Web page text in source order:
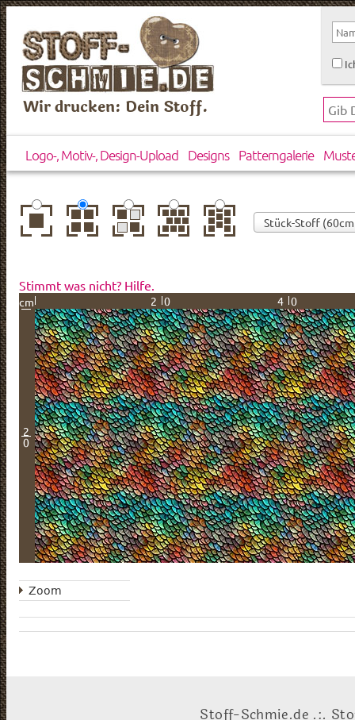
Wir drucken: Dein Stoff.
Logo-, Motiv-, Design-Upload Designs Patterngalerie
zentriert
einfach
wiederholt
gespiegelthorizontal
versetzt
vertikal
versetzt
Stimmt was nicht? Hilfe.
cm 20 40
2
0
Zoom
Stoff-Schmie.de .:.